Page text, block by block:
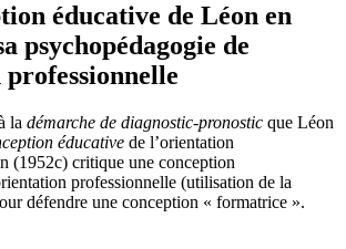
éducative de Léon en
psychopédagogie de
la démarche de diagnostic-pronostic que Léon
éducative de l’orientation
(1952c) critique une conception
professionnelle (utilisation de la
défendre une conception « formatrice ».